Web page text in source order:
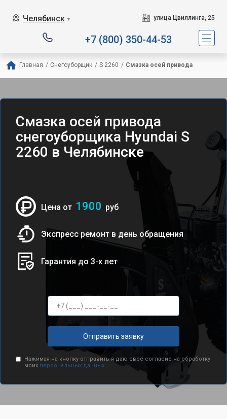
Челябинск ▼ улица Цвиллинга, 25
+7 (800) 350-44-53
Главная / Снегоуборщик / S 2260 / Смазка осей привода
Смазка осей привода
снегоуборщика Hyundai S
2260 в Челябинске
Цена от 1900 руб
Экспресс ремонт в день обращения
Гарантия до 3-х лет
Отправить заявку
Нажимая на кнопку отправить я даю свое согласие на обработку
моих персональных данных.